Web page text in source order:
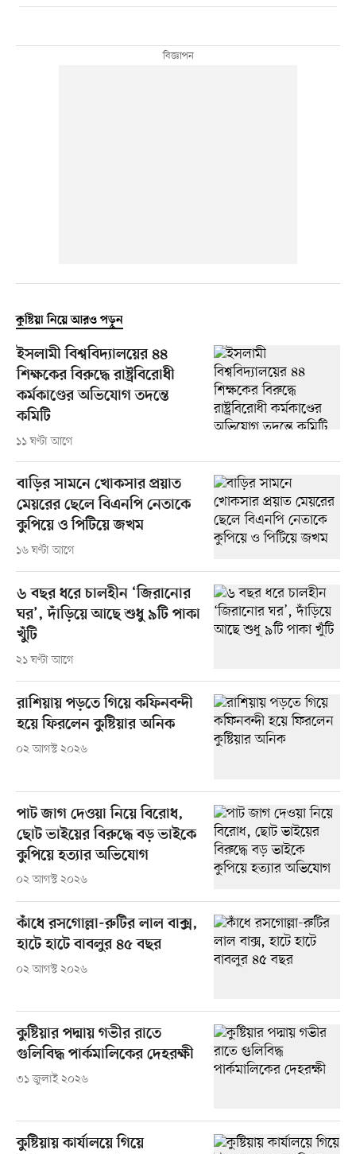
কুষ্টিয়া নিয়ে আরও পড়ুন
ইসলামী বিশ্ববিদ্যালয়ের ৪৪
শিক্ষকের বিরুদ্ধে রাষ্ট্রবিরোধী
কর্মকাণ্ডের অভিযোগ তদন্তে
কমিটি
১১ ঘণ্টা আগে
বাড়ির সামনে খোকসার প্রয়াত
মেয়রের ছেলে বিএনপি নেতাকে
কুপিয়ে ও পিটিয়ে জখম
১৬ ঘণ্টা আগে
৬ বছর ধরে চালহীন ‘জিরানোর
ঘর’, দাঁড়িয়ে আছে শুধু ৯টি পাকা
খুঁটি
২১ ঘণ্টা আগে
রাশিয়ায় পড়তে গিয়ে কফিনবন্দী
হয়ে ফিরলেন কুষ্টিয়ার অনিক
০২ আগস্ট ২০২৬
পাট জাগ দেওয়া নিয়ে বিরোধ,
ছোট ভাইয়ের বিরুদ্ধে বড় ভাইকে
কুপিয়ে হত্যার অভিযোগ
০২ আগস্ট ২০২৬
কাঁধে রসগোল্লা-রুটির লাল বাক্স,
হাটে হাটে বাবলুর ৪৫ বছর
০২ আগস্ট ২০২৬
কুষ্টিয়ার পদ্মায় গভীর রাতে
গুলিবিদ্ধ পার্কমালিকের দেহরক্ষী
৩১ জুলাই ২০২৬
কুষ্টিয়ায় কার্যালয়ে গিয়ে